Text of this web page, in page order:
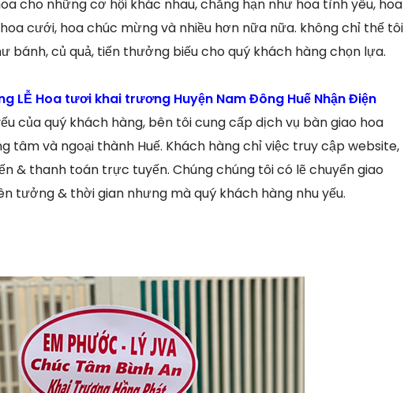
cho những cơ hội khác nhau, chẳng hạn như hoa tình yêu, hoa
cưới, hoa chúc mừng và nhiều hơn nữa nữa. không chỉ thế tôi
bánh, củ quả, tiến thưởng biếu cho quý khách hàng chọn lựa.
LỄ Hoa tươi khai trương Huyện Nam Đông Huế Nhận Điện
của quý khách hàng, bên tôi cung cấp dịch vụ bàn giao hoa
tâm và ngoại thành Huế. Khách hàng chỉ việc truy cập website,
& thanh toán trực tuyến. Chúng chúng tôi có lẽ chuyển giao
tưởng & thời gian nhưng mà quý khách hàng nhu yếu.